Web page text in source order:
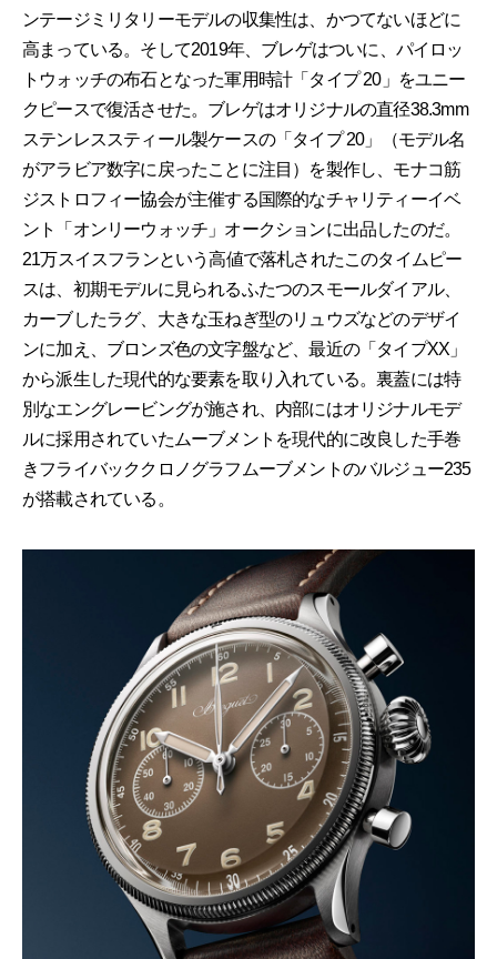
ンテージミリタリーモデルの収集性は、かつてないほどに
高まっている。そして2019年、ブレゲはついに、パイロッ
トウォッチの布石となった軍用時計「タイプ 20」をユニー
クピースで復活させた。ブレゲはオリジナルの直径38.3mm
ステンレススティール製ケースの「タイプ 20」（モデル名
がアラビア数字に戻ったことに注目）を製作し、モナコ筋
ジストロフィー協会が主催する国際的なチャリティーイベ
ント「オンリーウォッチ」オークションに出品したのだ。
21万スイスフランという高値で落札されたこのタイムピー
スは、初期モデルに見られるふたつのスモールダイアル、
カーブしたラグ、大きな玉ねぎ型のリュウズなどのデザイ
ンに加え、ブロンズ色の文字盤など、最近の「タイプXX」
から派生した現代的な要素を取り入れている。裏蓋には特
別なエングレービングが施され、内部にはオリジナルモデ
ルに採用されていたムーブメントを現代的に改良した手巻
きフライバッククロノグラフムーブメントのバルジュー235
が搭載されている。